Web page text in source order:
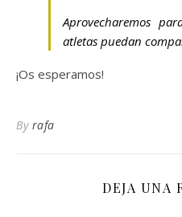
Aprovecharemos
atletas puedan
¡Os esperamos!
By rafa
DEJA UNA